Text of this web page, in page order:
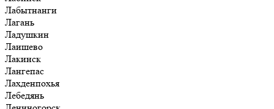
Лабытнанги
Лагань
Ладушкин
Лаишево
Лакинск
Лангепас
Лахденпохья
Лебедянь